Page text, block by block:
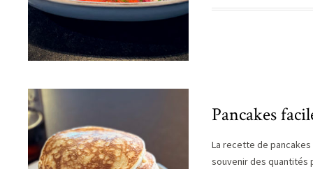
Pancakes
La recette de
souvenir des quantités